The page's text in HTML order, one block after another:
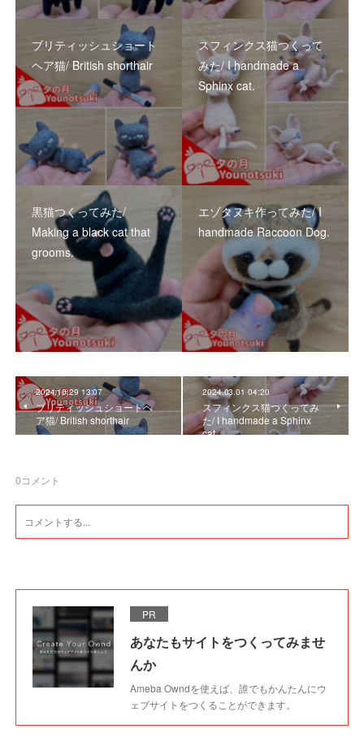
ブリティッシュショート
ヘア猫/ British shorthair
スフィンクス猫つくって
みた/ I handmade a
Sphinx cat.
黒猫つくってみた/
Making a black cat that
grooms.
エゾタヌキ作ってみた/ I
handmade Raccoon Dog.
2024.10.29 13:07
ブリティッシュショートヘ
ア猫/ British shorthair
2024.03.01 04:20
スフィンクス猫つくってみ
た/ I handmade a Sphinx
cat.
0コメント
PR
あなたもサイトをつくってみませ
んか
Ameba Owndを使えば、誰でもかんたんにウ
ェブサイトをつくることができます。